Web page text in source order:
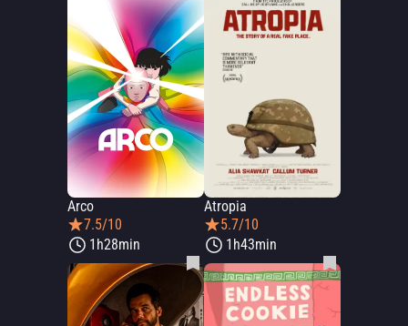
Arco
7.5/10
1h28min
Atropia
5.7/10
1h43min